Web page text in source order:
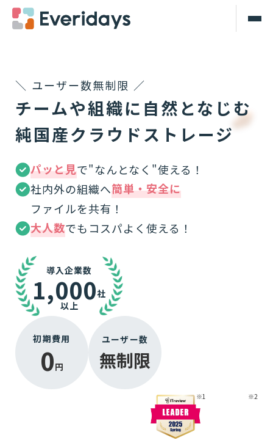
＼ ユーザー数無制限 ／
チームや組織に自然となじむ
純国産クラウドストレージ
パッと見で"なんとなく"使える！
社内外の組織へ簡単・安全に
ファイルを共有！
大人数でもコスパよく使える！
導入企業数
1,000社
以上
初期費用
0円
ユーザー数
無制限
※1 ※2